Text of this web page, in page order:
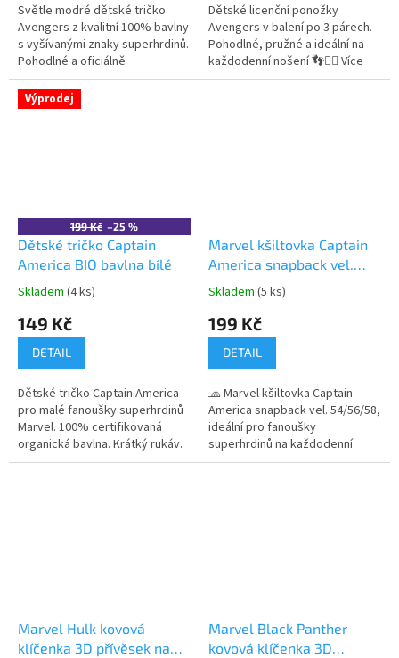
5
hvězdiček.
Světle modré dětské tričko
Avengers z kvalitní 100% bavlny
s vyšívanými znaky superhrdinů.
Pohodlné a oficiálně
licencované. Více produktů s
motivem 👉 AVENGERS
5
hvězdiček.
Dětské licenční ponožky
Avengers v balení po 3 párech.
Pohodlné, pružné a ideální na
každodenní nošení 👣🦸‍♂️ Více
produktů s
Výprodej
199 Kč –25 %
Dětské tričko Captain
America BIO bavlna bílé
Průměrné
produktu
5
hvězdiček.
Skladem (4 ks)
149 Kč
DETAIL
Dětské tričko Captain America
pro malé fanoušky superhrdinů
Marvel. 100% certifikovaná
organická bavlna. Krátký rukáv.
Motiv se štítem Captain
Marvel kšiltovka Captain
America snapback vel.
54/56/58
Průměrné
produktu
5
hvězdiček.
Skladem (5 ks)
199 Kč
DETAIL
🧢 Marvel kšiltovka Captain
America snapback vel. 54/56/58,
ideální pro fanoušky
superhrdinů na každodenní
nošení. ✓ styl snapback (rap) ✓
Marvel Hulk kovová
klíčenka 3D přívěsek na
Marvel Black Panther
kovová klíčenka 3D